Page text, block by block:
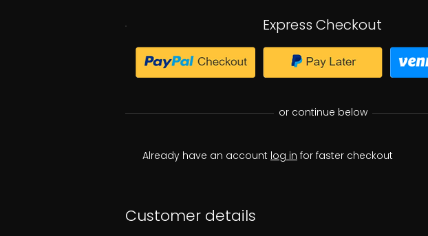
Express Checkout
or continue below
Already have an account log in for faster checkout
Customer details